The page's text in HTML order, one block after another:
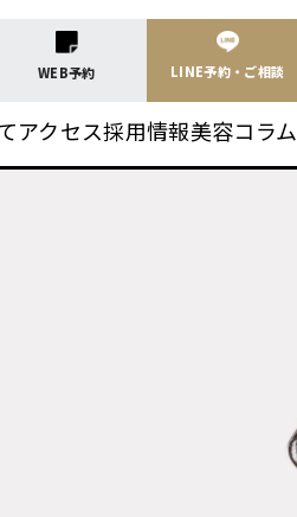
WEB予約 LINE予約・ご相談
アクセス採用情報美容コラム